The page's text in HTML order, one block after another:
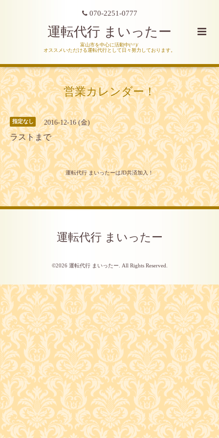
070-2251-0777
運転代行 まいったー
富山市を中心に活動中(^^)/
オススメいただける運転代行として日々努力しております。
営業カレンダー！
指定なし 2016-12-16 (金)
ラストまで
運転代行 まいったーはJD共済加入！
運転代行 まいったー
©2026 運転代行 まいったー . All Rights Reserved.